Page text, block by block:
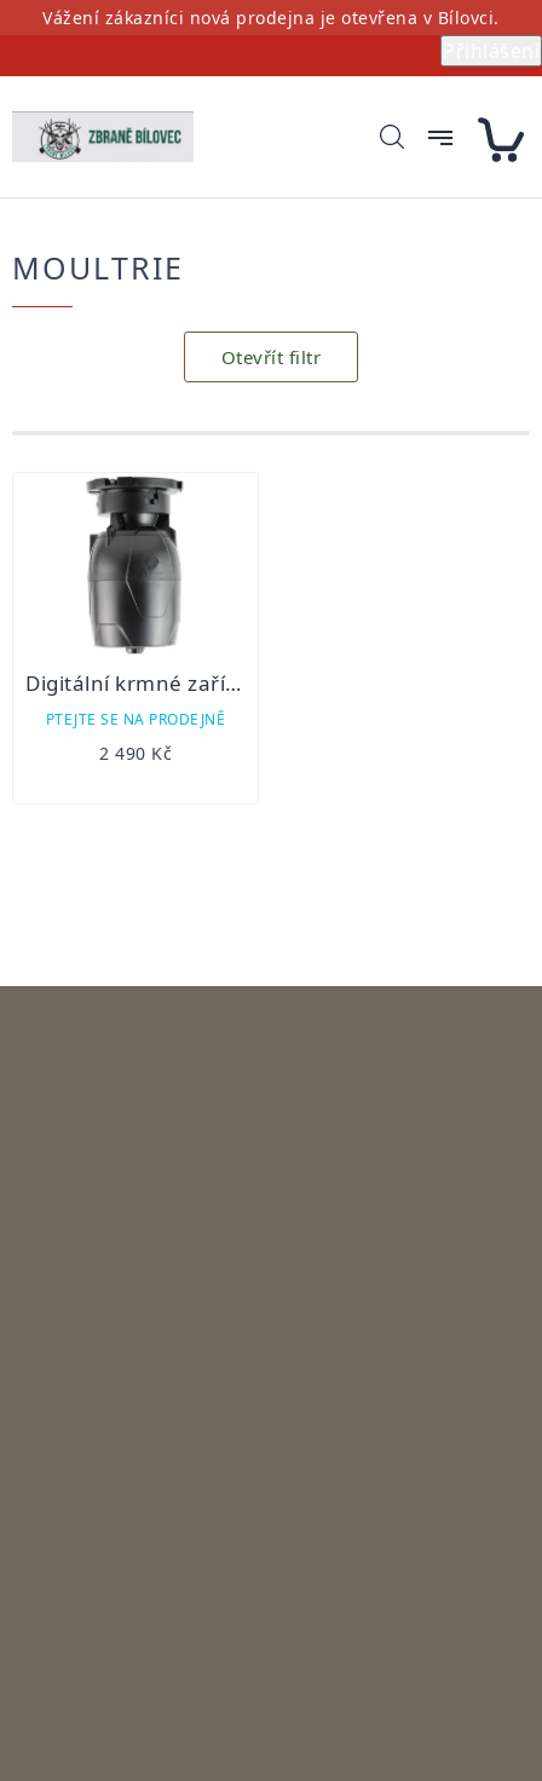
PřejítVážení zákazníci nová prodejna je otevřena v Bílovci.
MOULTRIE
Otevřít filtr
Výpis
produktů
Digitální krmné zařízení MOULTRIE DIRECTIONAL směrový
PTEJTE SE NA PRODEJNĚ
2 490 Kč